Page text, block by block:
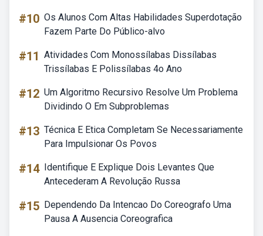
#10 Os Alunos Com Altas Habilidades Superdotação
Fazem Parte Do Público-alvo
#11 Atividades Com Monossílabas Dissílabas
Trissílabas E Polissílabas 4o Ano
#12 Um Algoritmo Recursivo Resolve Um Problema
Dividindo O Em Subproblemas
#13 Técnica E Etica Completam Se Necessariamente
Para Impulsionar Os Povos
#14 Identifique E Explique Dois Levantes Que
Antecederam A Revolução Russa
#15 Dependendo Da Intencao Do Coreografo Uma
Pausa A Ausencia Coreografica